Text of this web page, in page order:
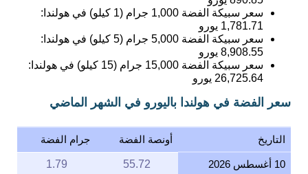
سعر سبيكة الفضة 1,000 جرام (1 كيلو) في هولندا:
1,781.71 يورو
سعر سبيكة الفضة 5,000 جرام (5 كيلو) في هولندا:
8,908.55 يورو
سعر سبيكة الفضة 15,000 جرام (15 كيلو) في هولندا:
26,725.64 يورو
سعر الفضة في هولندا باليورو في الشهر الماضي
التاريخ أونصة الفضة جرام الفضة
10 أغسطس 2026 55.72
1.79